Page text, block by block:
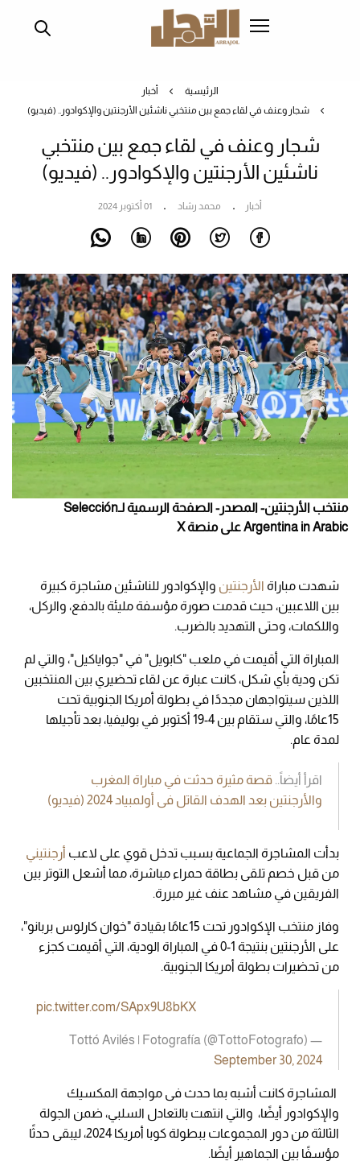
الرئيسية
أخبار
شجار وعنف في لقاء جمع بين منتخبي ناشئين الأرجنتين والإكوادور.. (فيديو)
شجار وعنف في لقاء جمع بين منتخبي
ناشئين الأرجنتين والإكوادور.. (فيديو)
أخبار محمد رشاد 01 أكتوبر 2024
منتخب الأرجنتين- المصدر- الصفحة الرسمية لـSelección
Argentina in Arabic على منصة X
شهدت مباراة الأرجنتين والإكوادور للناشئين مشاجرة كبيرة
بين اللاعبين، حيث قدمت صورة مؤسفة مليئة بالدفع، والركل،
واللكمات، وحتى التهديد بالضرب.
المباراة التي أقيمت في ملعب "كابويل" في "جواياكيل"، والتي لم
تكن ودية بأي شكل، كانت عبارة عن لقاء تحضيري بين المنتخبين
اللذين سيتواجهان مجددًا في بطولة أمريكا الجنوبية تحت
15عامًا، والتي ستقام بين 4-19 أكتوبر في بوليفيا، بعد تأجيلها
لمدة عام.
اقرأ أيضاً.. قصة مثيرة حدثت في مباراة المغرب
والأرجنتين بعد الهدف القاتل فى أولمبياد 2024 (فيديو)
بدأت المشاجرة الجماعية بسبب تدخل قوي على لاعب أرجنتيني
من قبل خصم تلقى بطاقة حمراء مباشرة، مما أشعل التوتر بين
الفريقين في مشاهد عنف غير مبررة.
وفاز منتخب الإكوادور تحت 15عامًا بقيادة "خوان كارلوس بربانو"،
على الأرجنتين بنتيجة 1-0 في المباراة الودية، التي أقيمت كجزء
من تحضيرات بطولة أمريكا الجنوبية.
pic.twitter.com/SApx9U8bKX
— Tottó Avilés | Fotografía (@TottoFotografo)
September 30, 2024
المشاجرة كانت أشبه بما حدث فى مواجهة المكسيك
والإكوادور أيضًا، والتي انتهت بالتعادل السلبي، ضمن الجولة
الثالثة من دور المجموعات ببطولة كوبا أمريكا 2024، ليبقى حدثًا
مؤسفًا بين الجماهير أيضًا.